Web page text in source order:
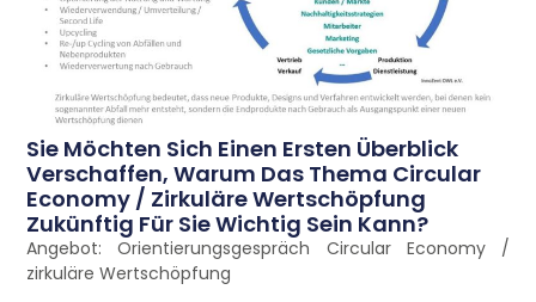
Sie Möchten Sich Einen Ersten Überblick
Verschaffen, Warum Das Thema Circular
Economy / Zirkuläre Wertschöpfung
Zukünftig Für Sie Wichtig Sein Kann?
Angebot: Orientierungsgespräch Circular Economy /
zirkuläre Wertschöpfung